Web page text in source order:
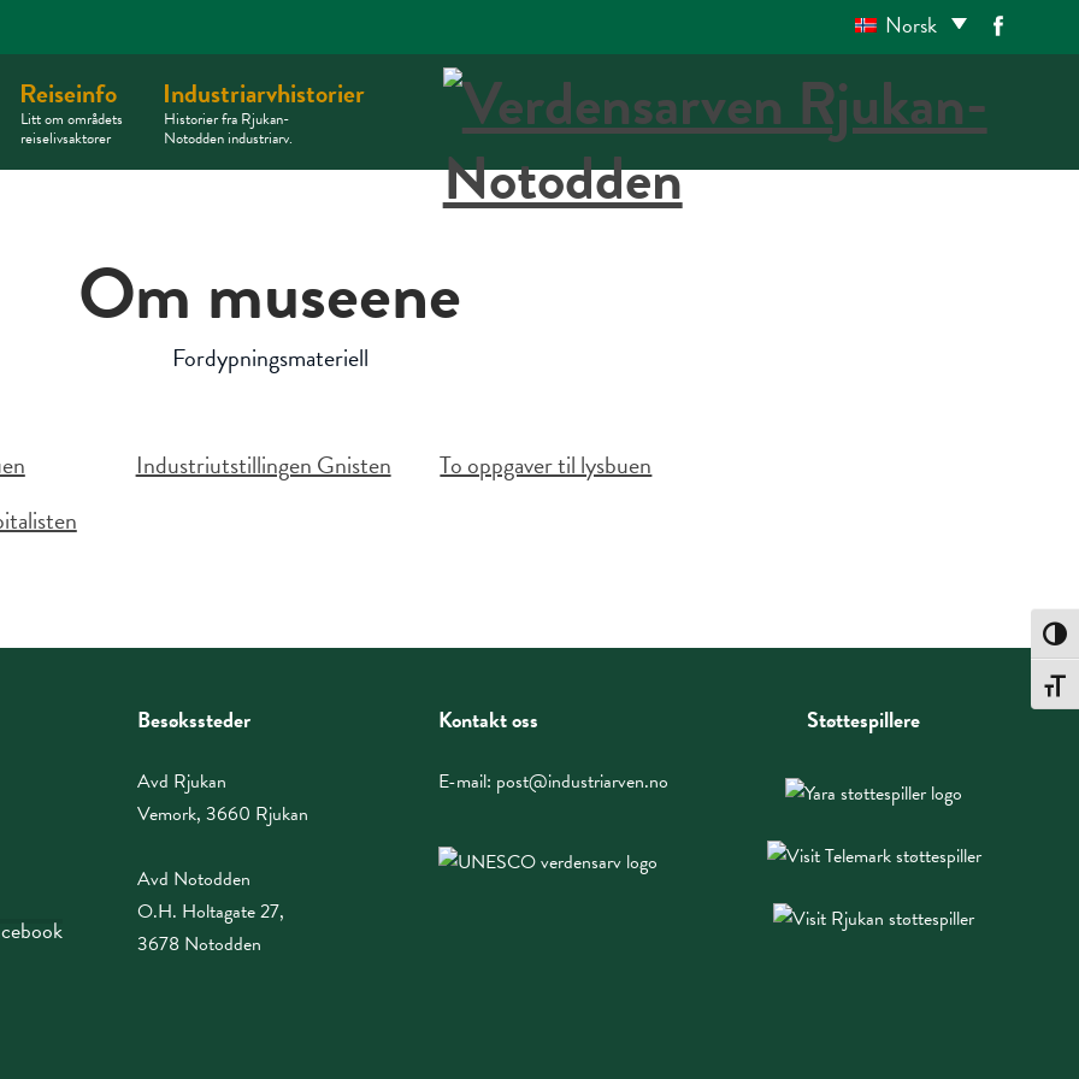
Norsk
Reiseinfo
Litt om områdets
reiselivsaktører
Industriarvhistorier
Historier fra Rjukan-
Notodden industriarv.
Om museene
Fordypningsmateriell
Industriutstillingen Gnisten To oppgaver til lysbuen
Besøkssteder
Avd Rjukan
Vemork, 3660 Rjukan
Avd Notodden
O.H. Holtagate 27,
3678 Notodden
Kontakt oss
E-mail: post@industriarven.no
Støttespillere